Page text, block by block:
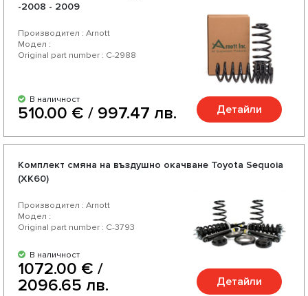
-2008 - 2009
Производител : Arnott
Модел :
Original part number : C-2988
В наличност
510.00 € / 997.47 лв. Детайли
Комплект смяна на въздушно окачване Toyota Sequoia
(XK60)
Производител : Arnott
Модел :
Original part number : C-3793
В наличност
1072.00 € /
2096.65 лв.
Детайли